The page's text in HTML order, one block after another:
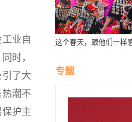
业自
时，
了大
潮不
护主
这个春天，跟他们一样
专题